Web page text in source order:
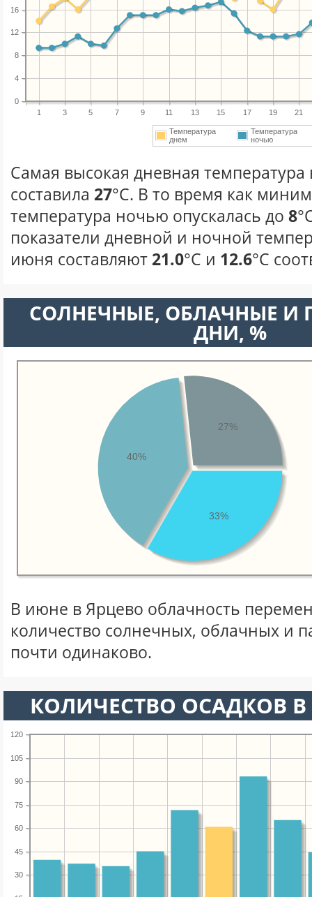
1 3 5 7 9 11 13 15 17 19 21
0
4
8
12
16
Температура
днем
Температура
ночью
Самая высокая дневная
составила 27°С. В то время как
температура ночью опускалась до 8
показатели дневной и ночной
июня составляют 21.0°С и 12.6°С
CОЛНЕЧНЫЕ, ОБЛАЧНЫЕ И
ДНИ, %
33%
40%
27%
В июне в Ярцево облачность
количество солнечных, облачных и
почти одинаково.
КОЛИЧЕСТВО ОСАДКОВ
30
45
60
75
90
105
120